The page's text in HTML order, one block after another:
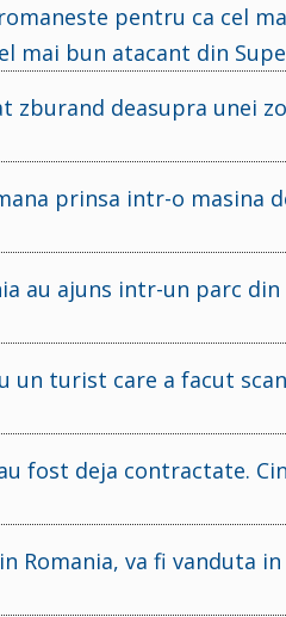
pentru ca cel
mai bun atacant din
deasupra unei
prinsa intr-o
au ajuns intr-un parc din
un turist care a facut
fost deja contractate.
Romania, va fi vanduta